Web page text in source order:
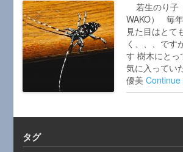
若生のり子
WAKO） 毎
見た目はとて
く、、、です
す 樹木にとっ
気に入ってい
優美
タグ